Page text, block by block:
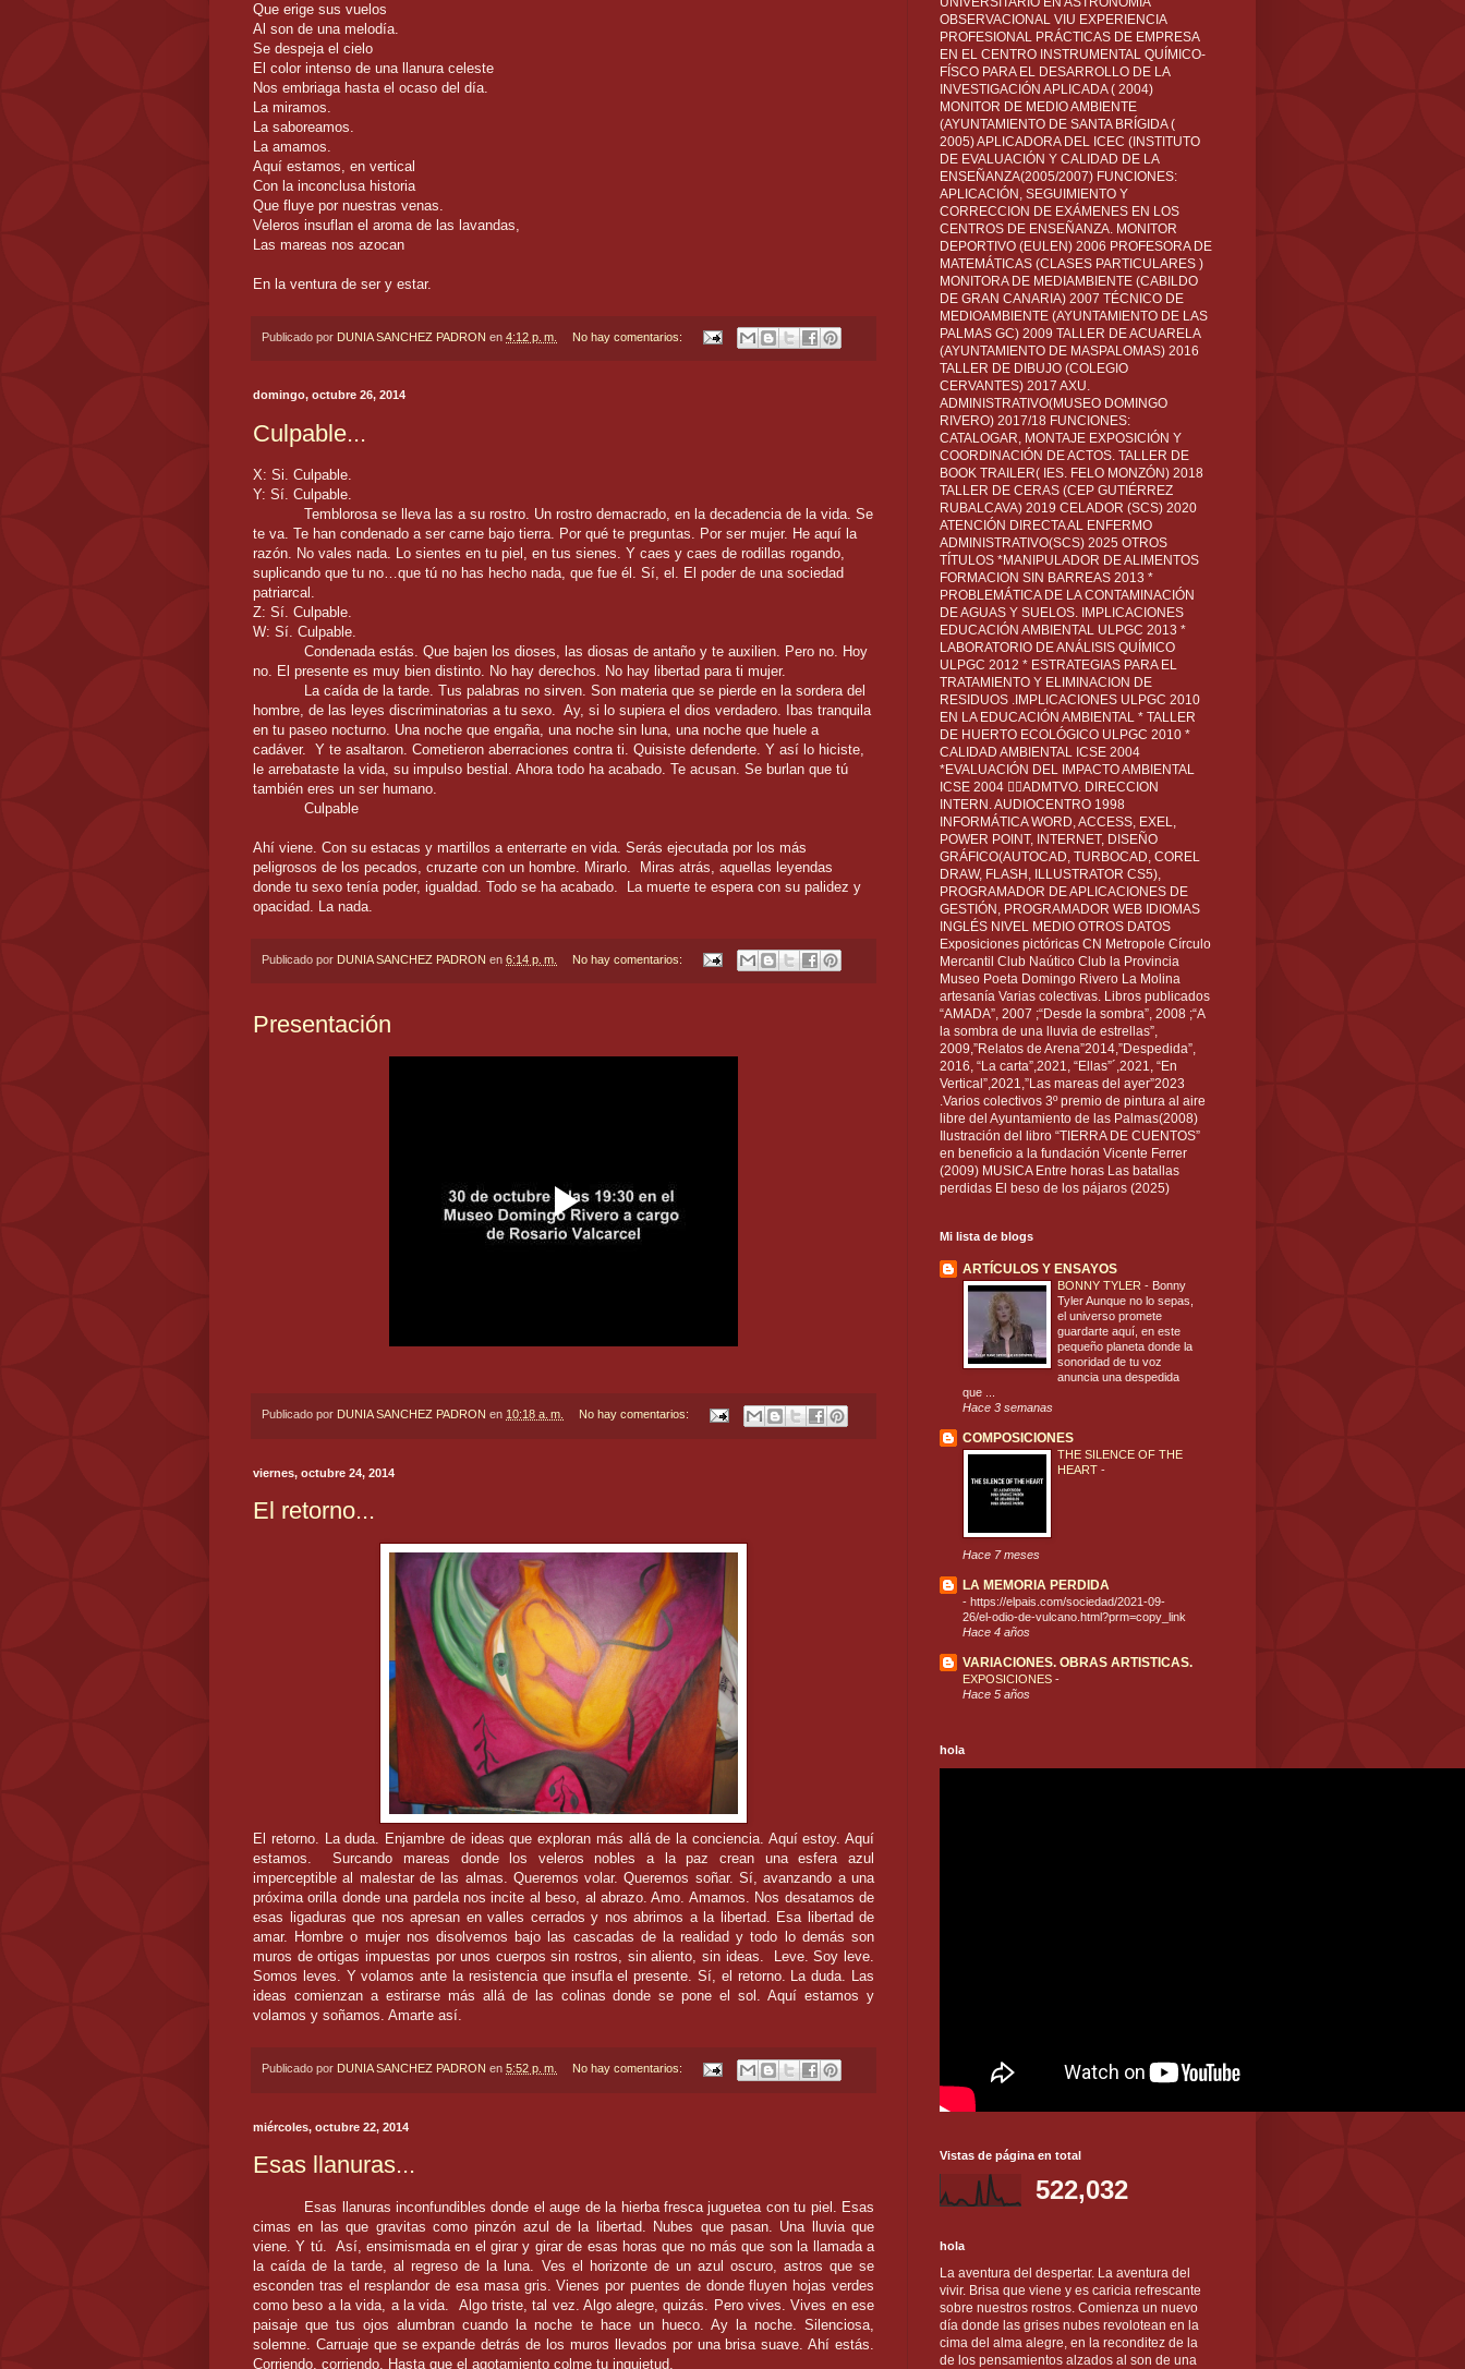
Que erige sus vuelos
Al son de una melodía.
Se despeja el cielo
El color intenso de una llanura celeste
Nos embriaga hasta el ocaso del día.
La miramos.
La saboreamos.
La amamos.
Aquí estamos, en vertical
Con la inconclusa historia
Que fluye por nuestras venas.
Veleros insuflan el aroma de las lavandas,
Las mareas nos azocan
En la ventura de ser y estar.
Publicado por DUNIA SANCHEZ PADRON en 4:12 p. m. No hay comentarios:
domingo, octubre 26, 2014
Culpable...
X: Si. Culpable.
Y: Sí. Culpable.
Temblorosa se lleva las a su rostro. Un rostro demacrado, en la decadencia de la vida. Se
te va. Te han condenado a ser carne bajo tierra. Por qué te preguntas. Por ser mujer. He aquí la
razón. No vales nada. Lo sientes en tu piel, en tus sienes. Y caes y caes de rodillas rogando,
suplicando que tu no…que tú no has hecho nada, que fue él. Sí, el. El poder de una sociedad
patriarcal.
Z: Sí. Culpable.
W: Sí. Culpable.
Condenada estás. Que bajen los dioses, las diosas de antaño y te auxilien. Pero no. Hoy
no. El presente es muy bien distinto. No hay derechos. No hay libertad para ti mujer.
La caída de la tarde. Tus palabras no sirven. Son materia que se pierde en la sordera del
hombre, de las leyes discriminatorias a tu sexo. Ay, si lo supiera el dios verdadero. Ibas tranquila
en tu paseo nocturno. Una noche que engaña, una noche sin luna, una noche que huele a
cadáver. Y te asaltaron. Cometieron aberraciones contra ti. Quisiste defenderte. Y así lo hiciste,
le arrebataste la vida, su impulso bestial. Ahora todo ha acabado. Te acusan. Se burlan que tú
también eres un ser humano.
Culpable
Ahí viene. Con su estacas y martillos a enterrarte en vida. Serás ejecutada por los más
peligrosos de los pecados, cruzarte con un hombre. Mirarlo. Miras atrás, aquellas leyendas
donde tu sexo tenía poder, igualdad. Todo se ha acabado. La muerte te espera con su palidez y
opacidad. La nada.
Publicado por DUNIA SANCHEZ PADRON en 6:14 p. m. No hay comentarios:
Presentación
Publicado por DUNIA SANCHEZ PADRON en 10:18 a. m. No hay comentarios:
viernes, octubre 24, 2014
El retorno...
El retorno. La duda. Enjambre de ideas que exploran más allá de la conciencia. Aquí estoy. Aquí
estamos. Surcando mareas donde los veleros nobles a la paz crean una esfera azul
imperceptible al malestar de las almas. Queremos volar. Queremos soñar. Sí, avanzando a una
próxima orilla donde una pardela nos incite al beso, al abrazo. Amo. Amamos. Nos desatamos de
esas ligaduras que nos apresan en valles cerrados y nos abrimos a la libertad. Esa libertad de
amar. Hombre o mujer nos disolvemos bajo las cascadas de la realidad y todo lo demás son
muros de ortigas impuestas por unos cuerpos sin rostros, sin aliento, sin ideas. Leve. Soy leve.
Somos leves. Y volamos ante la resistencia que insufla el presente. Sí, el retorno. La duda. Las
ideas comienzan a estirarse más allá de las colinas donde se pone el sol. Aquí estamos y
volamos y soñamos. Amarte así.
Publicado por DUNIA SANCHEZ PADRON en 5:52 p. m. No hay comentarios:
miércoles, octubre 22, 2014
Esas llanuras...
Esas llanuras inconfundibles donde el auge de la hierba fresca juguetea con tu piel. Esas
cimas en las que gravitas como pinzón azul de la libertad. Nubes que pasan. Una lluvia que
viene. Y tú. Así, ensimismada en el girar y girar de esas horas que no más que son la llamada a
la caída de la tarde, al regreso de la luna. Ves el horizonte de un azul oscuro, astros que se
esconden tras el resplandor de esa masa gris. Vienes por puentes de donde fluyen hojas verdes
como beso a la vida, a la vida. Algo triste, tal vez. Algo alegre, quizás. Pero vives. Vives en ese
paisaje que tus ojos alumbran cuando la noche te hace un hueco. Ay la noche. Silenciosa,
solemne. Carruaje que se expande detrás de los muros llevados por una brisa suave. Ahí estás.
Corriendo, corriendo. Hasta que el agotamiento colme tu inquietud.
OBSERVACIONAL VIU EXPERIENCIA
PROFESIONAL PRÁCTICAS DE EMPRESA
EN EL CENTRO INSTRUMENTAL QUÍMICO-
FÍSCO PARA EL DESARROLLO DE LA
INVESTIGACIÓN APLICADA ( 2004)
MONITOR DE MEDIO AMBIENTE
(AYUNTAMIENTO DE SANTA BRÍGIDA (
2005) APLICADORA DEL ICEC (INSTITUTO
DE EVALUACIÓN Y CALIDAD DE LA
ENSEÑANZA(2005/2007) FUNCIONES:
APLICACIÓN, SEGUIMIENTO Y
CORRECCION DE EXÁMENES EN LOS
CENTROS DE ENSEÑANZA. MONITOR
DEPORTIVO (EULEN) 2006 PROFESORA DE
MATEMÁTICAS (CLASES PARTICULARES )
MONITORA DE MEDIAMBIENTE (CABILDO
DE GRAN CANARIA) 2007 TÉCNICO DE
MEDIOAMBIENTE (AYUNTAMIENTO DE LAS
PALMAS GC) 2009 TALLER DE ACUARELA
(AYUNTAMIENTO DE MASPALOMAS) 2016
TALLER DE DIBUJO (COLEGIO
CERVANTES) 2017 AXU.
ADMINISTRATIVO(MUSEO DOMINGO
RIVERO) 2017/18 FUNCIONES:
CATALOGAR, MONTAJE EXPOSICIÓN Y
COORDINACIÓN DE ACTOS. TALLER DE
BOOK TRAILER( IES. FELO MONZÓN) 2018
TALLER DE CERAS (CEP GUTIÉRREZ
RUBALCAVA) 2019 CELADOR (SCS) 2020
ATENCIÓN DIRECTA AL ENFERMO
ADMINISTRATIVO(SCS) 2025 OTROS
TÍTULOS *MANIPULADOR DE ALIMENTOS
FORMACION SIN BARREAS 2013 *
PROBLEMÁTICA DE LA CONTAMINACIÓN
DE AGUAS Y SUELOS. IMPLICACIONES
EDUCACIÓN AMBIENTAL ULPGC 2013 *
LABORATORIO DE ANÁLISIS QUÍMICO
ULPGC 2012 * ESTRATEGIAS PARA EL
TRATAMIENTO Y ELIMINACION DE
RESIDUOS .IMPLICACIONES ULPGC 2010
EN LA EDUCACIÓN AMBIENTAL * TALLER
DE HUERTO ECOLÓGICO ULPGC 2010 *
CALIDAD AMBIENTAL ICSE 2004
*EVALUACIÓN DEL IMPACTO AMBIENTAL
ICSE 2004 ADMTVO. DIRECCION
INTERN. AUDIOCENTRO 1998
INFORMÁTICA WORD, ACCESS, EXEL,
POWER POINT, INTERNET, DISEÑO
GRÁFICO(AUTOCAD, TURBOCAD, COREL
DRAW, FLASH, ILLUSTRATOR CS5),
PROGRAMADOR DE APLICACIONES DE
GESTIÓN, PROGRAMADOR WEB IDIOMAS
INGLÉS NIVEL MEDIO OTROS DATOS
Exposiciones pictóricas CN Metropole Círculo
Mercantil Club Naútico Club la Provincia
Museo Poeta Domingo Rivero La Molina
artesanía Varias colectivas. Libros publicados
“AMADA”, 2007 ;“Desde la sombra”, 2008 ;“A
la sombra de una lluvia de estrellas”,
2009,”Relatos de Arena”2014,”Despedida”,
2016, “La carta”,2021, “Ellas”´,2021, “En
Vertical”,2021,”Las mareas del ayer”2023
.Varios colectivos 3º premio de pintura al aire
libre del Ayuntamiento de las Palmas(2008)
Ilustración del libro “TIERRA DE CUENTOS”
en beneficio a la fundación Vicente Ferrer
(2009) MUSICA Entre horas Las batallas
perdidas El beso de los pájaros (2025)
Mi lista de blogs
ARTÍCULOS Y ENSAYOS
BONNY TYLER - Bonny
Tyler Aunque no lo sepas,
el universo promete
guardarte aquí, en este
pequeño planeta donde la
sonoridad de tu voz
anuncia una despedida
que ...
Hace 3 semanas
COMPOSICIONES
THE SILENCE OF THE
HEART -
Hace 7 meses
LA MEMORIA PERDIDA
- https://elpais.com/sociedad/2021-09-
26/el-odio-de-vulcano.html?prm=copy_link
Hace 4 años
VARIACIONES. OBRAS ARTISTICAS.
EXPOSICIONES -
Hace 5 años
hola
Vistas de página en total
522,032
hola
La aventura del despertar. La aventura del
vivir. Brisa que viene y es caricia refrescante
sobre nuestros rostros. Comienza un nuevo
día donde las grises nubes revolotean en la
cima del alma alegre, en la reconditez de la
de los pensamientos alzados al son de una